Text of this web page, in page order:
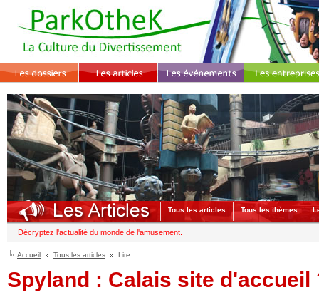
Tous les articles Tous les thèmes
Décryptez l'actualité du monde de l'amusement.
Accueil Tous les articles Lire
Spyland : Calais site d'accueil